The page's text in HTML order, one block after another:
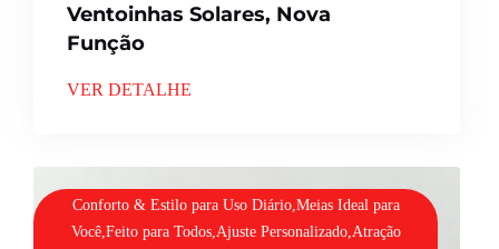
Ventoinhas Solares, Nova
Função
VER DETALHE
Conforto & Estilo para Uso Diário,Meias Ideal para
Você,Feito para Todos,Ajuste Personalizado,Atração